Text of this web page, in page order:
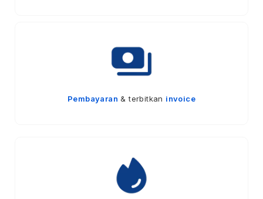
Pembayaran & terbitkan invoice